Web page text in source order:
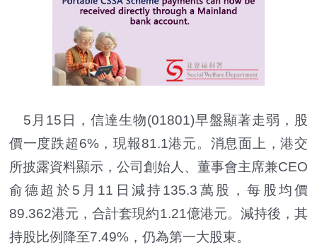
5月15日，信達生物(01801)早盤顯著走弱，股
價一度跌超6%，現報81.1港元。消息面上，港交
所披露資料顯示，公司創始人、董事會主席兼CEO
俞德超於5月11日減持135.3萬股，每股均價
89.362港元，合計套現約1.21億港元。減持後，其
持股比例降至7.49%，仍為第一大股東。